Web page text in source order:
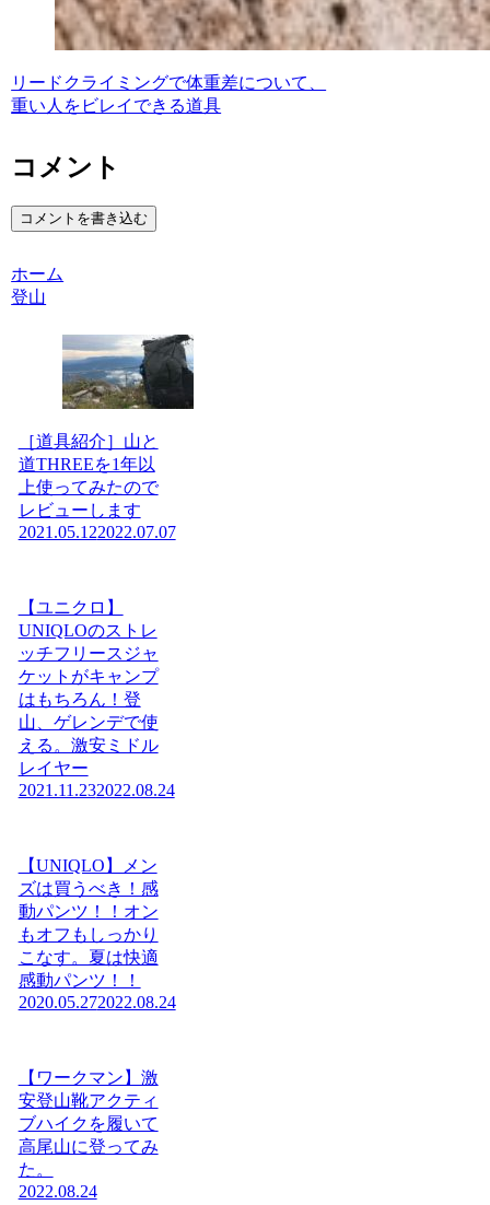
リードクライミングで体重差について、
重い人をビレイできる道具
コメント
コメントを書き込む
ホーム
登山
［道具紹介］山と
道THREEを1年以
上使ってみたので
レビューします
2021.05.122022.07.07
【ユニクロ】
UNIQLOのストレ
ッチフリースジャ
ケットがキャンプ
はもちろん！登
山、ゲレンデで使
える。激安ミドル
レイヤー
2021.11.232022.08.24
【UNIQLO】メン
ズは買うべき！感
動パンツ！！オン
もオフもしっかり
こなす。夏は快適
感動パンツ！！
2020.05.272022.08.24
【ワークマン】激
安登山靴アクティ
ブハイクを履いて
高尾山に登ってみ
た。
2022.08.24